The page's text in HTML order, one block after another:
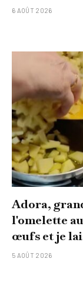
6 AOÛT 2026
Adora,
l'omelette
œufs et je
5 AOÛT 2026